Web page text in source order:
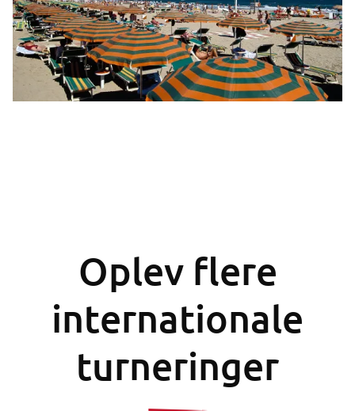
Oplev flere
internationale
turneringer